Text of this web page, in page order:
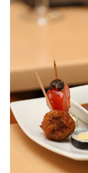
Frankfurt
am Main